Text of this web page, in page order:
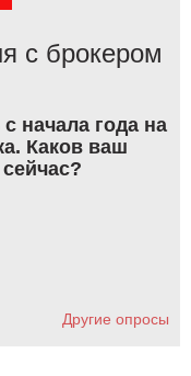
с брокером
начала года на
Каков ваш
Другие опросы